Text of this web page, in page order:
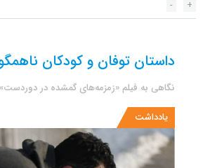
+
-
داستان توفان و کودکان
نگاهی به فیلم «زمزمه‌های گمشده در دوردست»
یادداشت